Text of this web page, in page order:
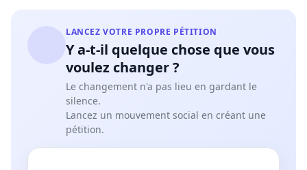
LANCEZ VOTRE PROPRE PÉTITION
Y a-t-il quelque chose que vous
voulez changer ?
Le changement n'a pas lieu en gardant le
silence.
Lancez un mouvement social en créant une
pétition.